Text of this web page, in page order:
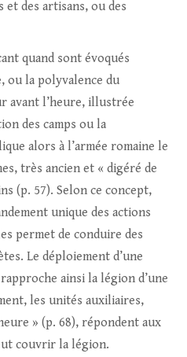
et des artisans, ou des
quand sont évoqués
ou la polyvalence du
avant l’heure, illustrée
des camps ou la
alors à l’armée romaine le
très ancien et « digéré de
(p. 57). Selon ce concept,
unique des actions
permet de conduire des
Le déploiement d’une
ainsi la légion d’une
les unités auxiliaires,
» (p. 68), répondent aux
couvrir la légion.